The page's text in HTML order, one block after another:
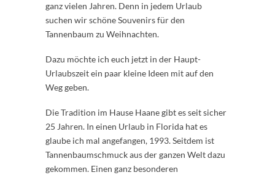
ganz vielen Jahren. Denn in jedem Urlaub
suchen wir schöne Souvenirs für den
Tannenbaum zu Weihnachten.
Dazu möchte ich euch jetzt in der Haupt-
Urlaubszeit ein paar kleine Ideen mit auf den
Weg geben.
Die Tradition im Hause Haane gibt es seit sicher
25 Jahren. In einen Urlaub in Florida hat es
glaube ich mal angefangen, 1993. Seitdem ist
Tannenbaumschmuck aus der ganzen Welt dazu
gekommen. Einen ganz besonderen